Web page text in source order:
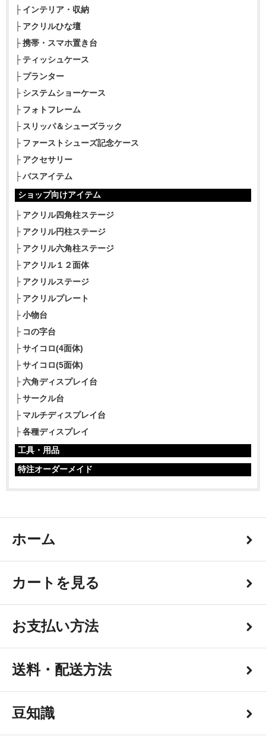
インテリア・収納
アクリルひな壇
携帯・スマホ置き台
ティッシュケース
プランター
システムショーケース
フォトフレーム
スリッパ＆シューズラック
ファーストシューズ記念ケース
アクセサリー
バスアイテム
ショップ向けアイテム
アクリル四角柱ステージ
アクリル円柱ステージ
アクリル六角柱ステージ
アクリル１２面体
アクリルステージ
アクリルプレート
小物台
コの字台
サイコロ(4面体)
サイコロ(5面体)
六角ディスプレイ台
サークル台
マルチディスプレイ台
各種ディスプレイ
工具・用品
特注オーダーメイド
ホーム
カートを見る
お支払い方法
送料・配送方法
豆知識